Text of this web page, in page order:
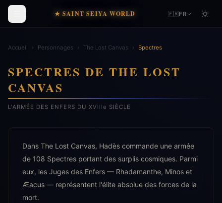
★ SAINT SEIYA WORLD 🇫🇷FR
Accueil › Personnages › The Lost Canvas › Spectres
SPECTRES DE THE LOST
CANVAS
L'ARMÉE DES ENFERS DU XVIIIe SIÈCLE
Dans The Lost Canvas, Hadès commande une armée
de 108 Spectres portant des surplis cosmiques. Parmi
eux, les Juges des Enfers — Rhadamanthe, Minos et
Æacus — représentent l'élite absolue des forces de la
mort.